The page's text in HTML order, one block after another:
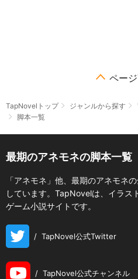
ペー
TapNovelトップ ジャンルから探す
脚本一覧
最期のアネモネの脚本一覧
「アネモネ」他、最期のアネモネ
しています。TapNovelは、イラス
ゲーム小説サイトです。
/ TapNovel公式Twitter
/ TapNovel公式チャンネル